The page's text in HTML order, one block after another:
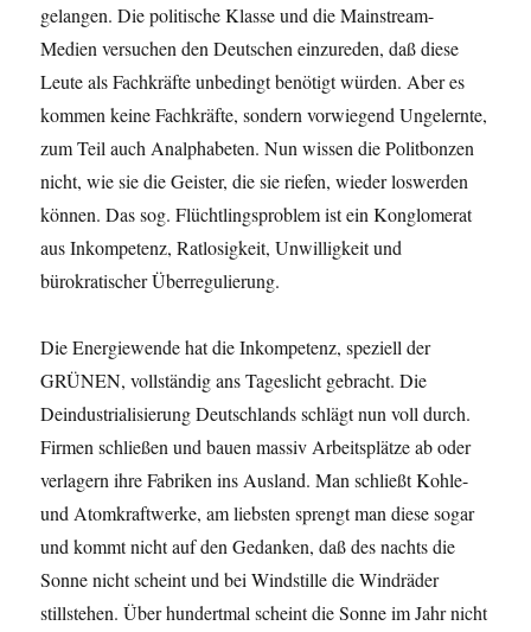
gelangen. Die politische Klasse und die Mainstream-
Medien versuchen den Deutschen einzureden, daß diese
Leute als Fachkräfte unbedingt benötigt würden. Aber es
kommen keine Fachkräfte, sondern vorwiegend Ungelernte,
zum Teil auch Analphabeten. Nun wissen die Politbonzen
nicht, wie sie die Geister, die sie riefen, wieder loswerden
können. Das sog. Flüchtlingsproblem ist ein Konglomerat
aus Inkompetenz, Ratlosigkeit, Unwilligkeit und
bürokratischer Überregulierung.
Die Energiewende hat die Inkompetenz, speziell der
GRÜNEN, vollständig ans Tageslicht gebracht. Die
Deindustrialisierung Deutschlands schlägt nun voll durch.
Firmen schließen und bauen massiv Arbeitsplätze ab oder
verlagern ihre Fabriken ins Ausland. Man schließt Kohle-
und Atomkraftwerke, am liebsten sprengt man diese sogar
und kommt nicht auf den Gedanken, daß des nachts die
Sonne nicht scheint und bei Windstille die Windräder
stillstehen. Über hundertmal scheint die Sonne im Jahr nicht